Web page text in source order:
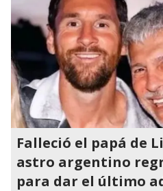
Falleció el papá de
astro argentino
para dar el último